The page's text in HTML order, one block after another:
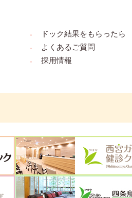
ドック結果をもらったら
よくあるご質問
採用情報